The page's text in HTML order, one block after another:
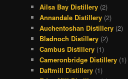
Ailsa Bay Distillery (2)
Annandale Distillery (2)
Auchentoshan Distillery (2)
Bladnoch Distillery (2)
Cambus Distillery (1)
Cameronbridge Distillery (1)
Daftmill Distillery (1)